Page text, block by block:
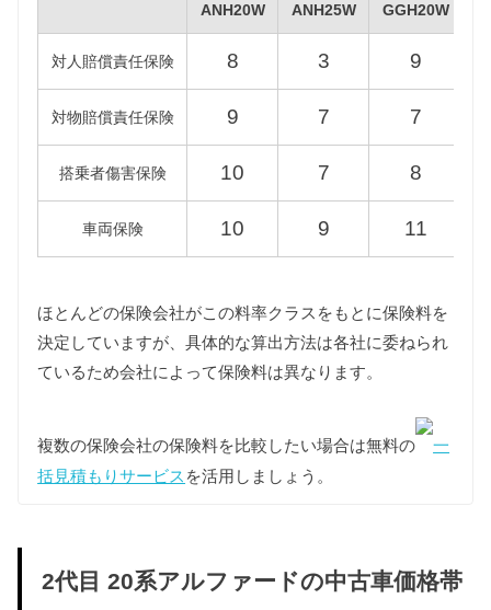
型式 標準税額 13年経過
ANH20W
GGH20W
66,700円
重量税
ANH25W/GGH20W/GGH25W型アルファードはグレ
ードにより1500〜2000kgの課税クラスと2000〜
2500kgの課税クラスが混在しており、ANH20W型ア
また、環境負荷の観点から新車登録後13年が経過し
ANH20W ANH25W GGH20W
対人賠償責任保険 8 3 9
対物賠償責任保険 9 7 7
搭乗者傷害保険 10 7 8
車両保険 10 9 11
ほとんどの保険会社がこの料率クラスをもとに保険料を
決定していますが、具体的な算出方法は各社に委ねられ
ているため会社によって保険料は異なります。
複数の保険会社の保険料を比較したい場合は無料の
一
括見積もりサービス を活用しましょう。
2代目 20系アルファードの中古車価格帯